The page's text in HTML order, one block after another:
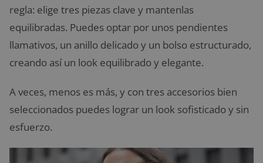
regla: elige tres piezas clave y mantenlas
equilibradas. Puedes optar por unos pendientes
llamativos, un anillo delicado y un bolso estructurado,
creando así un look equilibrado y elegante.
A veces, menos es más, y con tres accesorios bien
seleccionados puedes lograr un look sofisticado y sin
esfuerzo.